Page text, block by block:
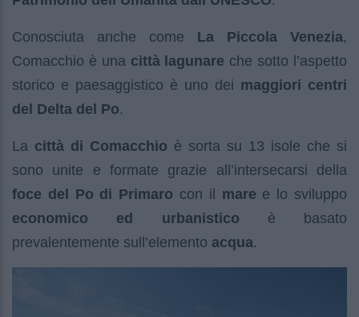
Conosciuta anche come La Piccola Venezia,
Comacchio è una città lagunare che sotto l’aspetto
storico e paesaggistico è uno dei maggiori centri
del Delta del Po.
La città di Comacchio è sorta su 13 isole che si
sono unite e formate grazie all’intersecarsi della
foce del Po di Primaro con il mare e lo sviluppo
economico ed urbanistico è basato
prevalentemente sull’elemento acqua.